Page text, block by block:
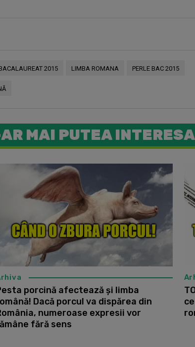
2015 LIMBA ROMANA PERLE BAC 2015
MAI PUTEA INTERESA
PATRU
porcină afectează și limba
Dacă porcul va dispărea din
numeroase expresii vor
fără sens